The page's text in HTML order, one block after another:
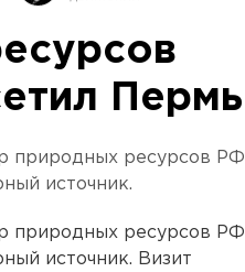
Пермь
природных ресурсов РФ
источник.
природных ресурсов РФ
источник. Визит